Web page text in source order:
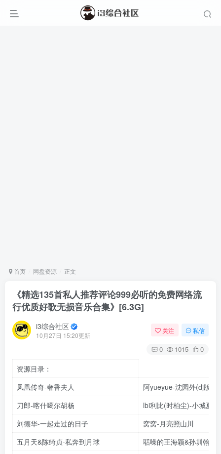
首页 网盘资源 正文
《精选135首私人推荐评论999必听的免费网络流
行优质好歌无损音乐合集》[6.3G]
i3综合社区
10月27日 15:20更新
关注 私信
0 1015 0
资源目录：
凤凰传奇-奢香夫人
阿yueyue-沈园外(dj版)
刀郎-喀什噶尔胡杨
lbi利比(时柏尘)-小城夏天
刘德华-一起走过的日子
窝窝-月亮照山川
五月天&陈绮贞-私奔到月球
聒噪的王海颖&孙圳翰-